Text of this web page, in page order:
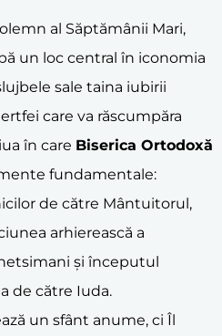
al Săptămânii Mari,
un loc central în iconomia
sale taina iubirii
care va răscumpăra
în care Biserica Ortodoxă
fundamentale:
de către Mântuitorul,
arhierească a
și începutul
de către Iuda.
un sfânt anume, ci Îl